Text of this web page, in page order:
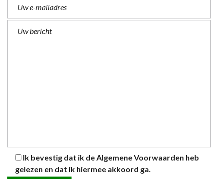
Ik bevestig dat ik deAlgemene Voorwaarden heb
gelezen en dat ik hiermee akkoord ga.